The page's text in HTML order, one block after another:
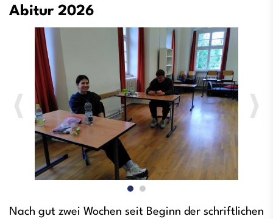
Abitur 2026
Nach gut zwei Wochen seit Beginn der schriftlichen